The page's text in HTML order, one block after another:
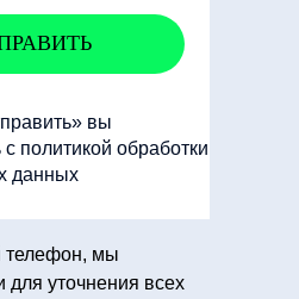
вы
политикой обработки
данных
телефон, мы
уточнения всех